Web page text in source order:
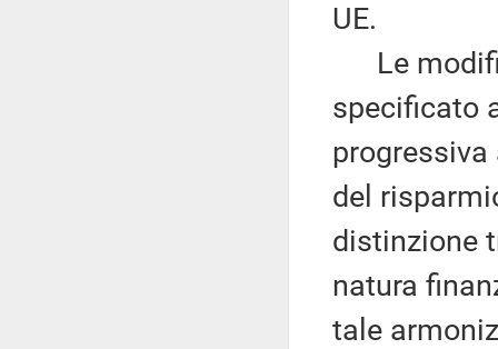
UE.
Le
specificato
del
distinzione
natura
tale